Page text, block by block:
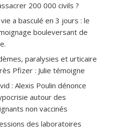
200 000 civils ?
vie a basculé en 3 jours : le
bouleversant de
paralysies et urticaire
Pfizer : Julie témoigne
: Alexis Poulin dénonce
autour des
non vaccinés
des laboratoires